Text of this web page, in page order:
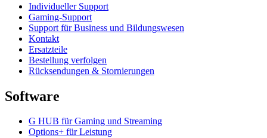
Individueller Support
Gaming-Support
Support für Business und Bildungswesen
Kontakt
Ersatzteile
Bestellung verfolgen
Rücksendungen & Stornierungen
Software
G HUB für Gaming und Streaming
Options+ für Leistung